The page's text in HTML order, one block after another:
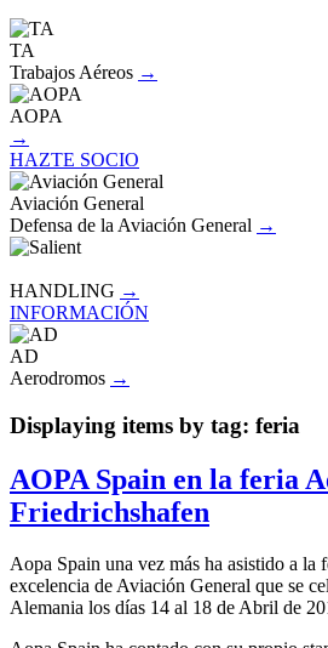
TA
Trabajos Aéreos →
AOPA
→
HAZTE SOCIO
Aviación General
Defensa de la Aviación General →
HANDLING →
INFORMACIÓN
AD
Aerodromos →
Displaying items by tag: feria
AOPA Spain en la feria
Friedrichshafen
Aopa Spain una vez más ha asistido a la
excelencia de Aviación General que se
Alemania los días 14 al 18 de Abril de